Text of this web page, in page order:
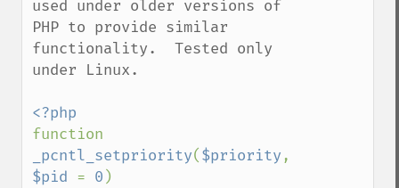
used under older versions of
PHP to provide similar
functionality.  Tested only
under Linux.
_pcntl_setpriority($priority
$pid = 0 )